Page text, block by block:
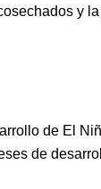
de El
de